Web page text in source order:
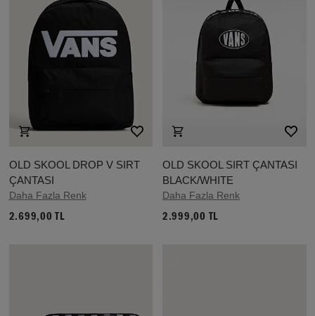
OLD SKOOL DROP V SIRT
ÇANTASI
Daha Fazla Renk
2.699,00 TL
OLD SKOOL SIRT ÇANTASI
BLACK/WHITE
Daha Fazla Renk
2.999,00 TL